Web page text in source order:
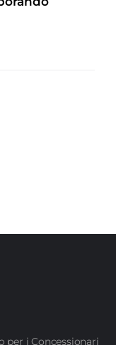
per i Concessionari